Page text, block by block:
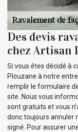
Des devis
chez Artisan
Si vous êtes décidé à
Plouzane à notre
remplir le formulaire
site. Nous vous
sont gratuits et vous
donc toujours annuler
signé. Pour assurer